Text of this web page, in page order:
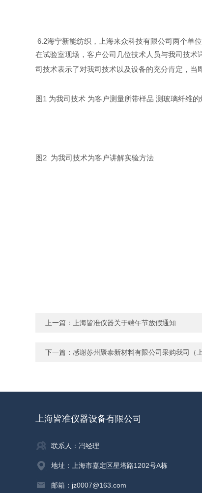
6.2海宁新能纺织，上海来众科技有限公司两个单
在试验室现场，客户公司几位技术人员与我司技
司技术表示了对我司技术以及设备的充分肯定，当
图1 为我司技术 为客户测量所带样品 测玻璃纤维的
图2 为我司技术为客户讲解实验方法
上一篇： 上海皆准仪器关于端午节放假通知
下一篇： 感谢苏州聚泰新材料有限公司采购我司（
上海皆准仪器设备有限公司
联系人：冯经理
地址：上海市嘉定区星塔路1202号A栋
邮箱：jz0007@163.com